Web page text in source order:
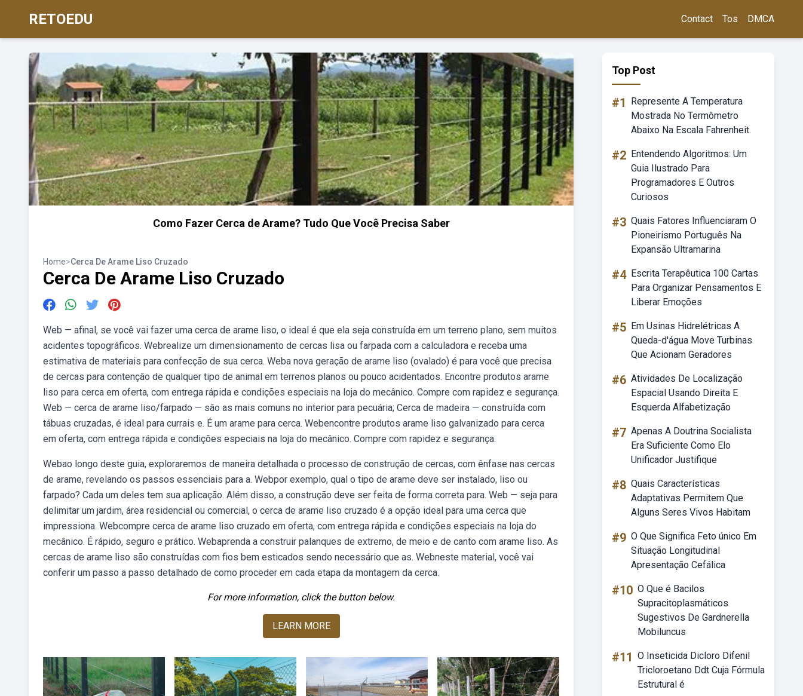
RETOEDU Contact Tos DMCA
Como Fazer Cerca de Arame? Tudo Que Você Precisa Saber
Home>Cerca De Arame Liso Cruzado
Cerca De Arame Liso Cruzado
Web — afinal, se você vai fazer uma cerca de arame liso, o ideal é que ela seja construída em um terreno plano, sem muitos
acidentes topográficos. Webrealize um dimensionamento de cercas lisa ou farpada com a calculadora e receba uma
estimativa de materiais para confecção de sua cerca. Weba nova geração de arame liso (ovalado) é para você que precisa
de cercas para contenção de qualquer tipo de animal em terrenos planos ou pouco acidentados. Encontre produtos arame
liso para cerca em oferta, com entrega rápida e condições especiais na loja do mecânico. Compre com rapidez e segurança.
Web — cerca de arame liso/farpado — são as mais comuns no interior para pecuária; Cerca de madeira — construída com
tábuas cruzadas, é ideal para currais e. É um arame para cerca. Webencontre produtos arame liso galvanizado para cerca
em oferta, com entrega rápida e condições especiais na loja do mecânico. Compre com rapidez e segurança.
Webao longo deste guia, exploraremos de maneira detalhada o processo de construção de cercas, com ênfase nas cercas
de arame, revelando os passos essenciais para a. Webpor exemplo, qual o tipo de arame deve ser instalado, liso ou
farpado? Cada um deles tem sua aplicação. Além disso, a construção deve ser feita de forma correta para. Web — seja para
delimitar um jardim, área residencial ou comercial, o cerca de arame liso cruzado é a opção ideal para uma cerca que
impressiona. Webcompre cerca de arame liso cruzado em oferta, com entrega rápida e condições especiais na loja do
mecânico. É rápido, seguro e prático. Webaprenda a construir palanques de extremo, de meio e de canto com arame liso. As
cercas de arame liso são construídas com fios bem esticados sendo necessário que as. Webneste material, você vai
conferir um passo a passo detalhado de como proceder em cada etapa da montagem da cerca.
For more information, click the button below.
LEARN MORE
Top Post
#1
Represente A Temperatura
Mostrada No Termômetro
Abaixo Na Escala Fahrenheit.
#2 Entendendo Algoritmos: Um
Guia Ilustrado Para
Programadores E Outros
Curiosos
#3 Quais Fatores Influenciaram O
Pioneirismo Português Na
Expansão Ultramarina
#4 Escrita Terapêutica 100 Cartas
Para Organizar Pensamentos E
Liberar Emoções
#5 Em Usinas Hidrelétricas A
Queda-d'água Move Turbinas
Que Acionam Geradores
#6 Atividades De Localização
Espacial Usando Direita E
Esquerda Alfabetização
#7 Apenas A Doutrina Socialista
Era Suficiente Como Elo
Unificador Justifique
#8 Quais Características
Adaptativas Permitem Que
Alguns Seres Vivos Habitam
#9 O Que Significa Feto único Em
Situação Longitudinal
Apresentação Cefálica
#10 O Que é Bacilos
Supracitoplasmáticos
Sugestivos De Gardnerella
Mobiluncus
#11 O Inseticida Dicloro Difenil
Tricloroetano Ddt Cuja Fórmula
Estrutural é